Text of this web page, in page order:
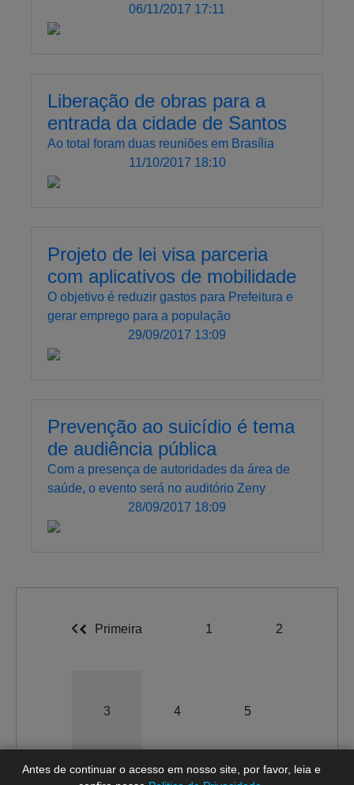
Antes de continuar o acesso em nosso site, por favor, leia e
06/11/2017 17:11
Liberação de obras para a
entrada da cidade de Santos
Ao total foram duas reuniões em Brasília
11/10/2017 18:10
Projeto de lei visa parceria
com aplicativos de mobilidade
O objetivo é reduzir gastos para Prefeitura e
gerar emprego para a população
29/09/2017 13:09
Prevenção ao suicídio é tema
de audiência pública
Com a presença de autoridades da área de
saúde, o evento será no auditório Zeny
28/09/2017 18:09
Primeira 1 2
3 4 5